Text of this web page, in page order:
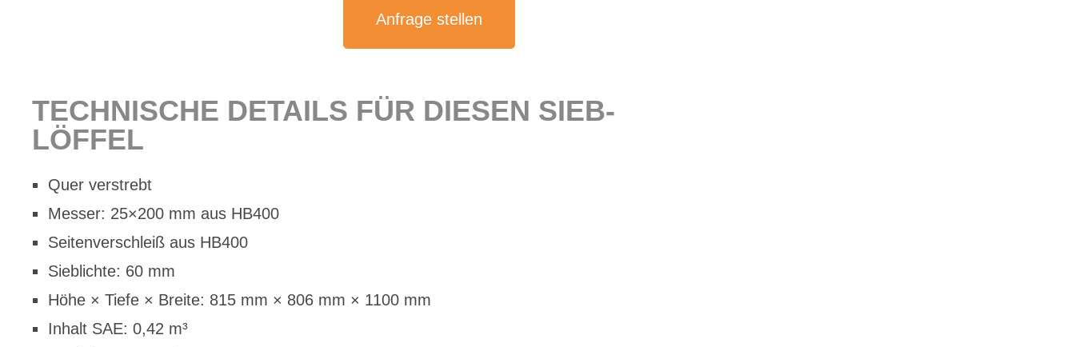
An­fra­ge stel­len
TECH­NI­SCHE DE­TAILS FÜR DIE­SEN SIEB­
LÖF­FEL
Quer ver­strebt
Mes­ser: 25×200 mm aus HB400
Sei­ten­ver­schleiß aus HB400
Sieb­lich­te: 60 mm
Höhe × Tie­fe × Brei­te: 815 mm × 806 mm × 1100 mm
In­halt SAE: 0,42 m³